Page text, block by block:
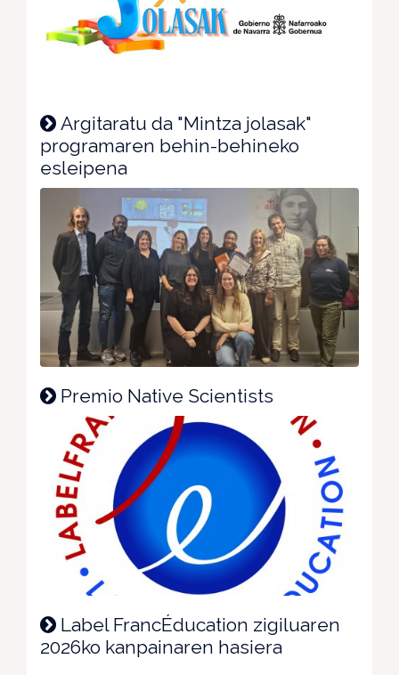
Argitaratu da "Mintza jolasak"
programaren behin-behineko
esleipena
Premio Native Scientists
Label FrancÉducation zigiluaren
2026ko kanpainaren hasiera